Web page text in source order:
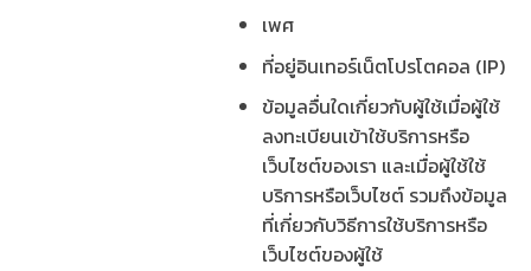
เพศ
ที่อยู่อินเทอร์เน็ตโปรโตคอล (IP)
ข้อมูลอื่นใดเกี่ยวกับผู้ใช้เมื่อผู้ใช้
ลงทะเบียนเข้าใช้บริการหรือ
เว็บไซต์ของเรา และเมื่อผู้ใช้ใช้
บริการหรือเว็บไซต์ รวมถึงข้อมูล
ที่เกี่ยวกับวิธีการใช้บริการหรือ
เว็บไซต์ของผู้ใช้